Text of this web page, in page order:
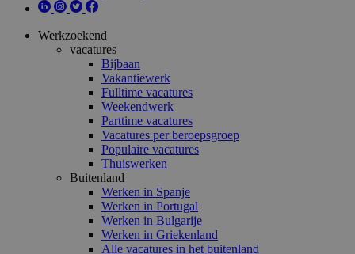
Werkzoekend
vacatures
Bijbaan
Vakantiewerk
Fulltime vacatures
Weekendwerk
Parttime vacatures
Vacatures per beroepsgroep
Populaire vacatures
Thuiswerken
Buitenland
Werken in Spanje
Werken in Portugal
Werken in Bulgarije
Werken in Griekenland
Alle vacatures in het buitenland